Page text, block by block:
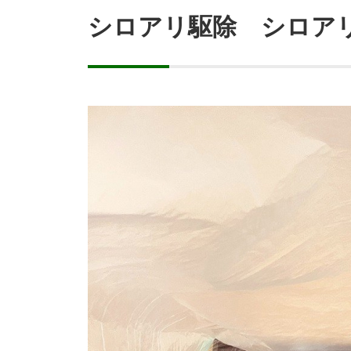
シロアリ駆除 シロア